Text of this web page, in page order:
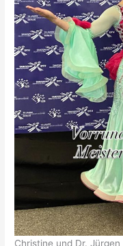
Christine und Dr.